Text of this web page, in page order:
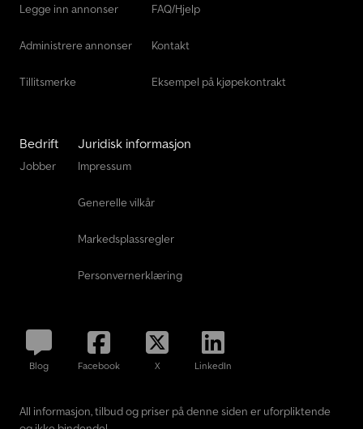
Legge inn annonser
Administrere annonser
Tillitsmerke
FAQ/Hjelp
Kontakt
Eksempel på kjøpekontrakt
Bedrift
Jobber
Juridisk informasjon
Impressum
Generelle vilkår
Markedsplassregler
Personvernerklæring
Blog Facebook X LinkedIn
All informasjon, tilbud og priser på denne siden er uforpliktende